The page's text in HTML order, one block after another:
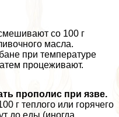
со 100 г
масла.
при температуре
процеживают.
прополис при язве.
г теплого или горячего